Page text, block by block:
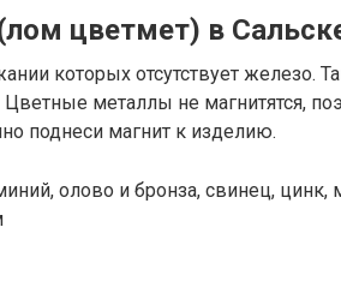
цветмет) в
которых отсутствует железо.
металлы не магнитятся,
поднеси магнит к изделию.
олово и бронза, свинец, цинк,